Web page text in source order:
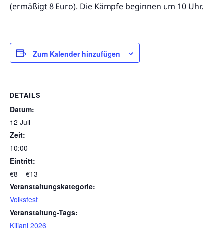
(ermäßigt 8 Euro). Die Kämpfe beginnen um 10 Uhr.
Zum Kalender hinzufügen
DETAILS
Datum:
12 Juli
Zeit:
10:00
Eintritt:
€8 – €13
Veranstaltungskategorie:
Volksfest
Veranstaltung-Tags:
Kiliani 2026